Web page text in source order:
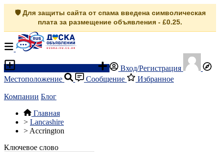
🛡️ Для защиты сайта от спама введена символическая
плата за размещение объявления - £0.25.
Вход/Регистрация
Местоположение
Сообщение Избранное
Компании Блог
Главная
> Lancashire
> Accrington
Ключевое слово